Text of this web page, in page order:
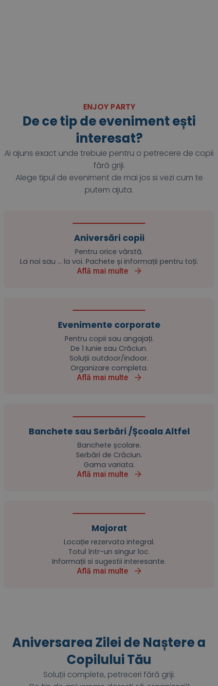
ENJOY PARTY
De ce tip de eveniment ești
interesat?
Ai ajuns exact unde trebuie pentru o petrecere de copii
fără griji.
Alege tipul de eveniment de mai jos si vezi cum te
putem ajuta.
Aniversări copii
Pentru orice vârstă.
La noi sau … la voi. Pachete și informații pentru toți.
Află mai multe
Evenimente corporate
Pentru copii sau angajați.
De 1 Iunie sau Crăciun.
Soluții outdoor/indoor.
Organizare completa.
Află mai multe
Banchete sau Serbări /Școala Altfel
Banchete școlare.
Serbări de Crăciun.
Gama variata.
Află mai multe
Majorat
Locație rezervata integral.
Totul într-un singur loc.
Informații si sugestii interesante.
Află mai multe
Aniversarea Zilei de Naștere a
Copilului Tău
Soluții complete, petreceri fără griji.